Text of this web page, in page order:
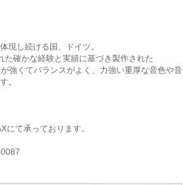
現し続ける国、ドイツ。
た確かな経験と実績に基づき製作された
強くてバランスがよく、力強い重厚な音色や音
。
にて承っております。